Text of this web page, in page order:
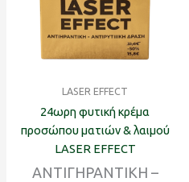
LASER EFFECT
24ωρη φυτική κρέμα
προσώπου ματιών & λαιμού
LASER EFFECT
ΑΝΤΙΓΗΡΑΝΤΙΚΗ –